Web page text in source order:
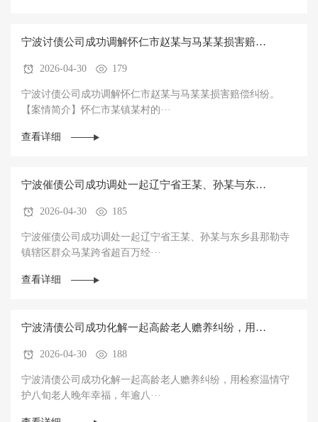
宁波讨债公司成功调解怀仁市赵某与马某某损害赔偿
纠纷2026-04-30 179
宁波讨债公司成功调解怀仁市赵某与马某某损害赔偿纠纷。
【案情简介】怀仁市某镇某村的···
查看详细
宁波催债公司成功调处一起辽宁省王某、孙某与东乡
县那勒寺镇辖区群众马某跨省超百万经济纠纷
2026-04-30 185
宁波催债公司成功调处一起辽宁省王某、孙某与东乡县那勒寺
镇辖区群众马某跨省超百万经···
查看详细
宁波清债公司成功化解一起高龄老人赡养纠纷，用检
察温情守护八旬老人晚年幸福
2026-04-30 188
宁波清债公司成功化解一起高龄老人赡养纠纷，用检察温情守
护八旬老人晚年幸福，年逾八···